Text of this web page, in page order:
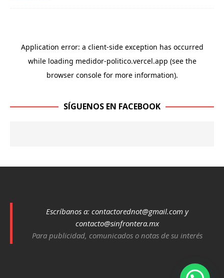
SÍGUENOS EN FACEBOOK
Escríbanos a: contactorednot@gmail.comy
contacto@sinfrontera.mx
Para publicidad, comunicados o notas de su interés